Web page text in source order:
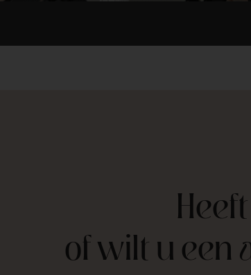
of wilt u een